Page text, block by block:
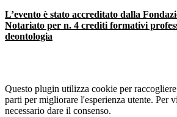
L’evento è stato accreditato dalla
Notariato per n. 4 crediti formativi
deontologia
Questo plugin utilizza cookie per
parti per migliorare l'esperienza utente. Per
necessario dare il consenso.